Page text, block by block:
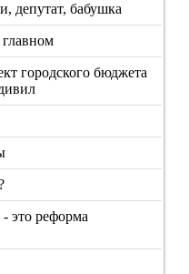
депутат, бабушка
городского бюджета
это реформа